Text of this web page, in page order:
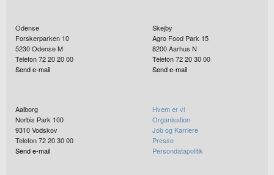
Odense
Forskerparken 10
5230Odense M
Telefon 72 20 20 00
Send e-mail
Skejby
Agro Food Park 15
8200Aarhus N
Telefon 72 20 30 00
Send e-mail
Aalborg
Norbis Park 100
9310Vodskov
Telefon 72 20 30 00
Send e-mail
Hvem er vi
Organisation
Job og Karriere
Presse
Persondatapolitik